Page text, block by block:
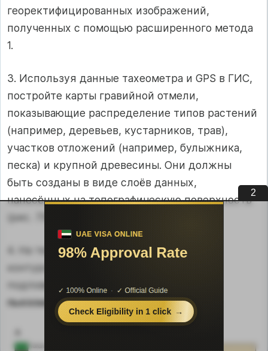
георектифицированных изображений,
полученных с помощью расширенного метода
1.
3. Используя данные тахеометра и GPS в ГИС,
постройте карты гравийной отмели,
показывающие распределение типов растений
(например, деревьев, кустарников, трав),
участков отложений (например, булыжника,
песка) и крупной древесины. Они должны
быть созданы в виде слоёв данных,
нанесённых на топографическую поверхность
(рис. 7.10).
4. На тех же изображениях постройте
контурную диаграмму уровня воды в
подповерхностном слое и определите
пьезометрические градиенты(рис. 7.10).
1